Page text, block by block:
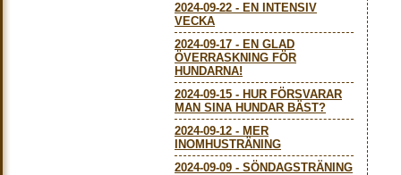
2024-09-22 - EN INTENSIV
VECKA
2024-09-17 - EN GLAD
ÖVERRASKNING FÖR
HUNDARNA!
2024-09-15 - HUR FÖRSVARAR
MAN SINA HUNDAR BÄST?
2024-09-12 - MER
INOMHUSTRÄNING
2024-09-09 - SÖNDAGSTRÄNING